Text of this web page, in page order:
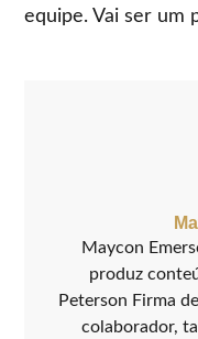
equipe. Vai ser um
Maycon
produz
Peterson Firma
colaborador,